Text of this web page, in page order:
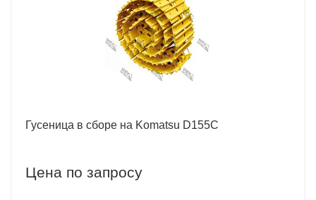
Гусеница в сборе на Komatsu D155C
Цена по запросу